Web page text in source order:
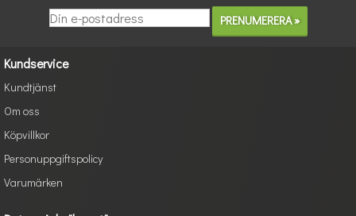
Kundservice
Kundtjänst
Om oss
Köpvillkor
Personuppgiftspolicy
Varumärken